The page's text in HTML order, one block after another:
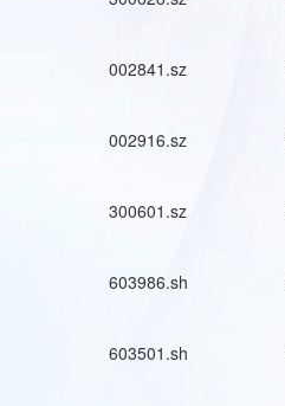
002841.sz
002916.sz
300601.sz
603986.sh
603501.sh